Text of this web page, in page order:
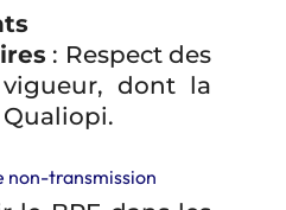
: Respect des
dont la
non-transmission